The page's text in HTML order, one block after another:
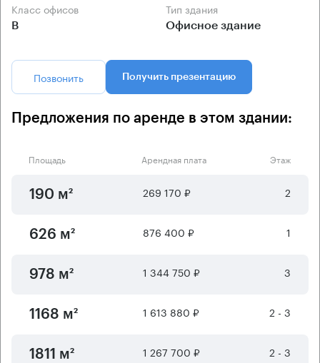
Класс офисов
B
Тип здания
Офисное здание
Позвонить Получить презентацию
Предложения по аренде в этом здании:
Площадь Арендная плата Этаж
190 м² 269 170 ₽ 2
626 м² 876 400 ₽ 1
978 м² 1 344 750 ₽ 3
1168 м² 1 613 880 ₽ 2 - 3
1811 м² 1 267 700 ₽ 2 - 3